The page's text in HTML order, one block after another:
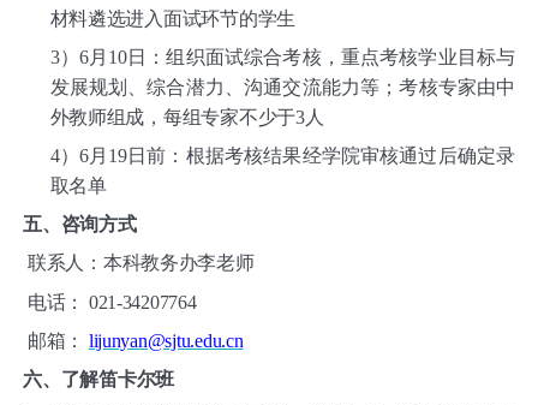
材料遴选进入面试环节的学生
3） 6月10日：组织面试综合考核，重点考核学业目标与
发展规划、综合潜力、沟通交流能力等；考核专家由中
外教师组成，每组专家不少于3人
4） 6月19日前：根据考核结果经学院审核通过后确定录
取名单
五、 咨询方式
联系人：本科教务办李老师
电话：
021-34207764
邮箱：
lijunyan@sjtu.edu.cn
六、 了解笛卡尔班